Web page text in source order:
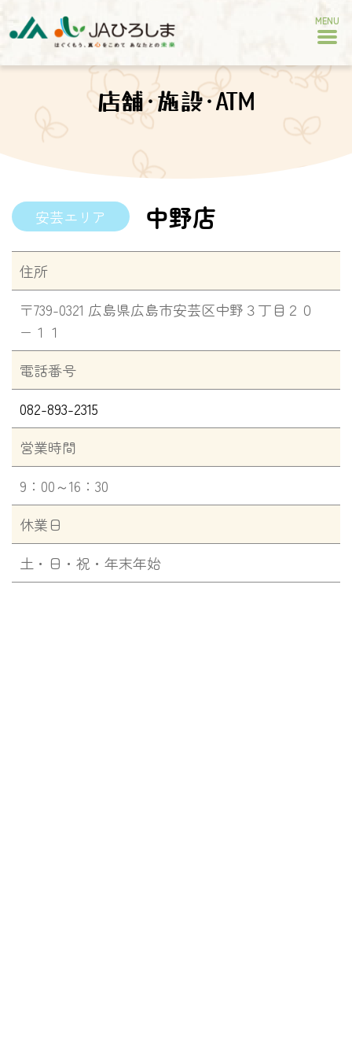
MENU
店舗･施設･ATM
安芸エリア 中野店
住所
〒739-0321 広島県広島市安芸区中野３丁目２０
−１１
電話番号
082-893-2315
営業時間
9：00～16：30
休業日
土・日・祝・年末年始